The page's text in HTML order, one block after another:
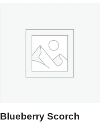
Blueberry Scorch